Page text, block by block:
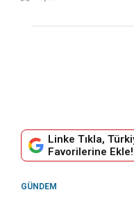
Linke Tıkla,
Favorilerine Ekle!
GÜNDEM